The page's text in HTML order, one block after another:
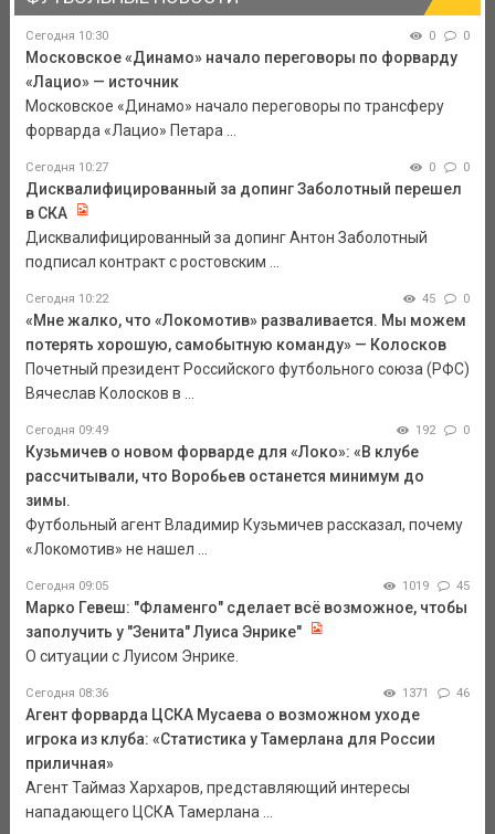
Сегодня 10:30 0 0
Московское «Динамо» начало переговоры по форварду
«Лацио» — источник
Московское «Динамо» начало переговоры по трансферу
форварда «Лацио» Петара ...
Сегодня 10:27 0 0
Дисквалифицированный за допинг Заболотный перешел
в СКА
Дисквалифицированный за допинг Антон Заболотный
подписал контракт с ростовским ...
Сегодня 10:22 45 0
«Мне жалко, что «Локомотив» разваливается. Мы можем
потерять хорошую, самобытную команду» — Колосков
Почетный президент Российского футбольного союза (РФС)
Вячеслав Колосков в ...
Сегодня 09:49 192 0
Кузьмичев о новом форварде для «Локо»: «В клубе
рассчитывали, что Воробьев останется минимум до
зимы.
Футбольный агент Владимир Кузьмичев рассказал, почему
«Локомотив» не нашел ...
Сегодня 09:05 1019 45
Марко Гевеш: "Фламенго" сделает всё возможное, чтобы
заполучить у "Зенита" Луиса Энрике"
О ситуации с Луисом Энрике.
Сегодня 08:36 1371 46
Агент форварда ЦСКА Мусаева о возможном уходе
игрока из клуба: «Статистика у Тамерлана для России
приличная»
Агент Таймаз Хархаров, представляющий интересы
нападающего ЦСКА Тамерлана ...